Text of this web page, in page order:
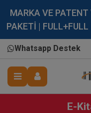
MARKA VE
PAKETİ |
Whatsapp Destek
E-